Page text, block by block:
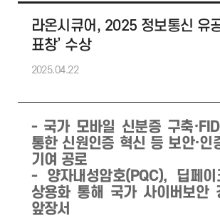
라온시큐어, 2025 정보통신 유
표창’ 수상
2025.04.22
- 국가 모바일 신분증 구축
통한 신원인증 혁신 등 보안·인
기여 공로
- 양자내성암호(PQC), 딥페
상용화 통해 국가 사이버보안
앞장서